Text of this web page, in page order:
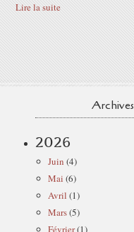
Lire la suite
Archives
2026
Juin (4)
Mai (6)
Avril (1)
Mars(5)
Février(1)